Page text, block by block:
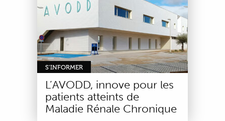
S'INFORMER
L’AVODD, innove pour les
patients atteints de
Maladie Rénale Chronique